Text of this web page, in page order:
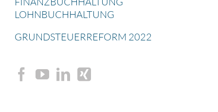
LOHNBUCH­HAL­TUNG
GRUND­STEU­ER­RE­FORM 2022